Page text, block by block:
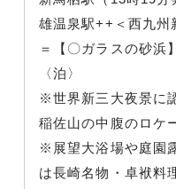
雄温泉駅++＜西九
＝【〇ガラスの砂浜
〈泊〉
※世界新三大夜景に
稲佐山の中腹のロケ
※展望大浴場や庭園
は長崎名物・卓袱料